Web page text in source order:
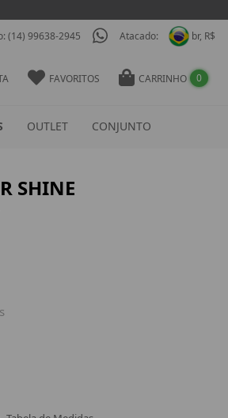
br, R$
Atacado:
(14) 99638-2945
CARRINHO 0
FAVORITOS
OUTLET CONJUNTO
SHINE